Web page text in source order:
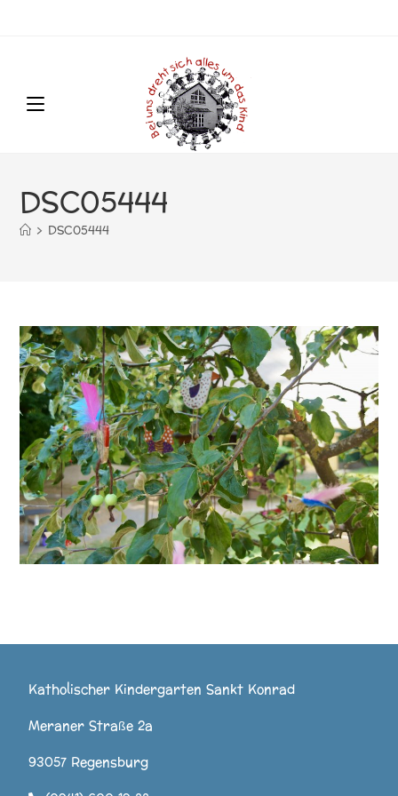
DSC05444
> DSC05444
Katholischer Kindergarten Sankt Konrad
Meraner Straße 2a
93057 Regensburg